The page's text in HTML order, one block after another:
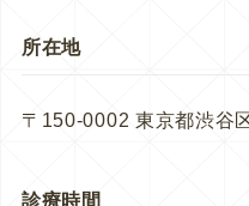
所在地
〒150-0002 東京都渋谷
診療時間